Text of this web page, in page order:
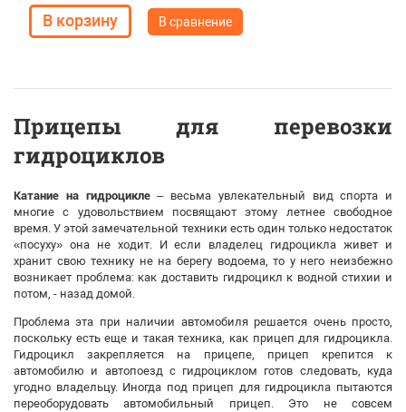
В сравнение
Прицепы для перевозки
гидроциклов
Катание на гидроцикле– весьма увлекательный вид спорта и
многие с удовольствием посвящают этому летнее свободное
время. У этой замечательной техники есть один только недостаток
«посуху» она не ходит. И если владелец гидроцикла живет и
хранит свою технику не на берегу водоема, то у него неизбежно
возникает проблема: как доставить гидроцикл к водной стихии и
потом, - назад домой.
Проблема эта при наличии автомобиля решается очень просто,
поскольку есть еще и такая техника, как прицеп для гидроцикла.
Гидроцикл закрепляется на прицепе, прицеп крепится к
автомобилю и автопоезд с гидроциклом готов следовать, куда
угодно владельцу. Иногда под прицеп для гидроцикла пытаются
переоборудовать автомобильный прицеп. Это не совсем